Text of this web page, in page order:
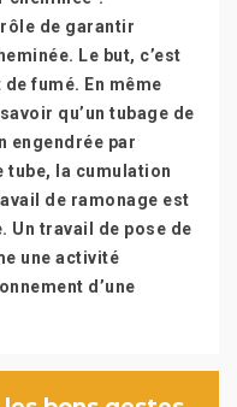
de garantir
Le but, c’est
fumé. En même
qu’un tubage de
engendrée par
tube, la cumulation
de ramonage est
Un travail de pose de
une activité
d’une